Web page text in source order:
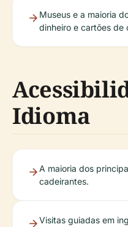
Museus e a maioria
dinheiro e cartões de
Idioma
A maioria dos
cadeirantes.
Visitas guiadas em